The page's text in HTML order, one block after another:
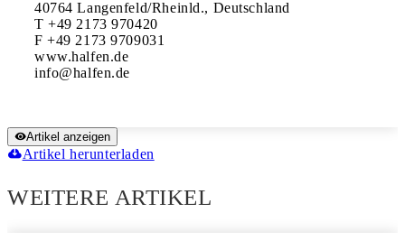
40764 Langenfeld/Rheinld., Deutschland
T +49 2173 970420
F +49 2173 9709031
www.halfen.de
Artikel anzeigen
Artikel herunterladen
WEITERE ARTIKEL